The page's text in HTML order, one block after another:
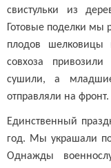
свистульки из
Готовые поделки мы
плодов шелковицы
совхоза
сушили, а
отправляли на фронт.
Единственный
год. Мы украшали
Однажды